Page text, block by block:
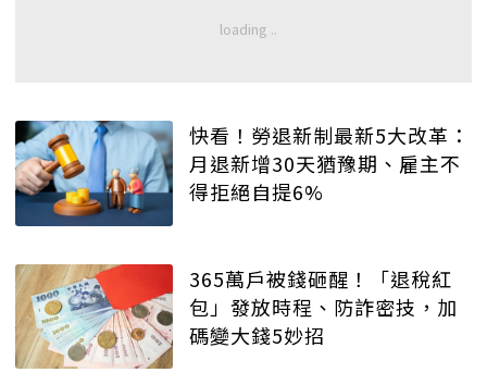
快看！勞退新制最新5大改革：
月退新增30天猶豫期、雇主不
得拒絕自提6%
365萬戶被錢砸醒！「退稅紅
包」發放時程、防詐密技，加
碼變大錢5妙招